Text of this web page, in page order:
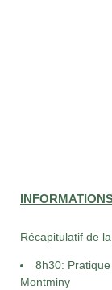
Récapitulatif de
8h30:
Montminy